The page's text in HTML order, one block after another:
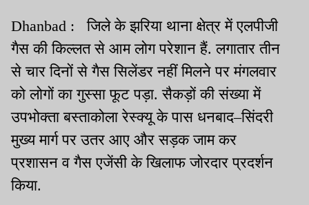
Dhanbad : जिले के झरिया थाना क्षेत्र में एलपीजी
गैस की किल्लत से आम लोग परेशान हैं. लगातार तीन
से चार दिनों से गैस सिलेंडर नहीं मिलने पर मंगलवार
को लोगों का गुस्सा फूट पड़ा. सैकड़ों की संख्या में
उपभोक्ता बस्ताकोला रेस्क्यू के पास धनबाद–सिंदरी
मुख्य मार्ग पर उतर आए और सड़क जाम कर
प्रशासन व गैस एजेंसी के खिलाफ जोरदार प्रदर्शन
किया.